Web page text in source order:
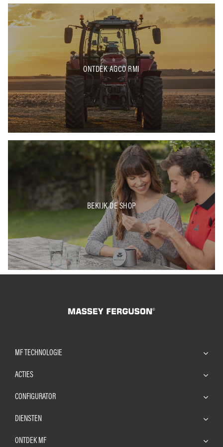
ONTDEK AGCO RMI
BEKIJK DE SHOP
MF TECHNOLOGIE
ACTIES
CONFIGURATOR
DIENSTEN
ONTDEK MF